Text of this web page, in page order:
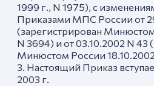
1999 г., N 1975), с
Приказами МПС России от
(зарегистрирован
N 3694) и от 03.10.2002 N 43
Минюстом России
3. Настоящий Приказ
2003 г.